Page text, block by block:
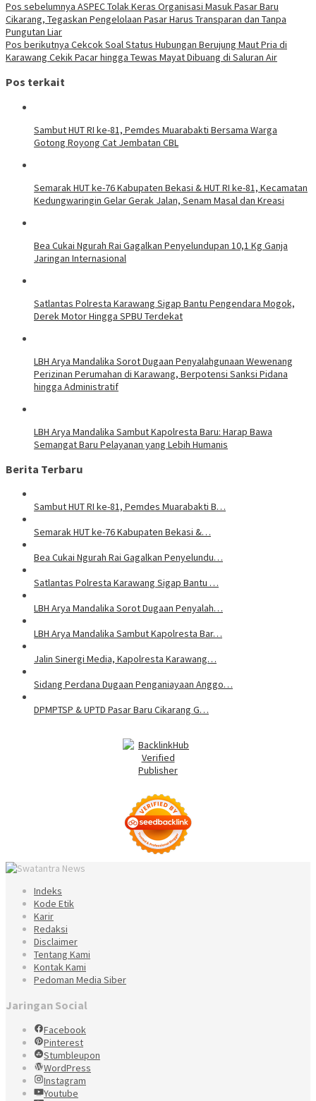
Pos sebelumnya ASPEC Tolak Keras Organisasi Masuk Pasar Baru
Cikarang, Tegaskan Pengelolaan Pasar Harus Transparan dan Tanpa
Pungutan Liar
Pos berikutnya Cekcok Soal Status Hubungan Berujung Maut Pria di
Karawang Cekik Pacar hingga Tewas Mayat Dibuang di Saluran Air
Pos terkait
Sambut HUT RI ke-81, Pemdes Muarabakti Bersama Warga
Gotong Royong Cat Jembatan CBL
Semarak HUT ke-76 Kabupaten Bekasi & HUT RI ke-81, Kecamatan
Kedungwaringin Gelar Gerak Jalan, Senam Masal dan Kreasi
Bea Cukai Ngurah Rai Gagalkan Penyelundupan 10,1 Kg Ganja
Jaringan Internasional
Satlantas Polresta Karawang Sigap Bantu Pengendara Mogok,
Derek Motor Hingga SPBU Terdekat
LBH Arya Mandalika Sorot Dugaan Penyalahgunaan Wewenang
Perizinan Perumahan di Karawang, Berpotensi Sanksi Pidana
hingga Administratif
LBH Arya Mandalika Sambut Kapolresta Baru: Harap Bawa
Semangat Baru Pelayanan yang Lebih Humanis
Berita Terbaru
Sambut HUT RI ke-81, Pemdes Muarabakti B…
Semarak HUT ke-76 Kabupaten Bekasi &…
Bea Cukai Ngurah Rai Gagalkan Penyelundu…
Satlantas Polresta Karawang Sigap Bantu …
LBH Arya Mandalika Sorot Dugaan Penyalah…
LBH Arya Mandalika Sambut Kapolresta Bar…
Jalin Sinergi Media, Kapolresta Karawang…
Sidang Perdana Dugaan Penganiayaan Anggo…
DPMPTSP & UPTD Pasar Baru Cikarang G…
Indeks
Kode Etik
Karir
Redaksi
Disclaimer
Tentang Kami
Kontak Kami
Pedoman Media Siber
Jaringan Social
Facebook
Pinterest
Stumbleupon
WordPress
Instagram
Youtube